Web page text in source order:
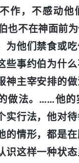
作，不感动他
也不在神面前
为他们禁食或
些事约伯为什
神主宰安排的
做法。……他的
实行法，他对
的情形，都是在
识这样一种状